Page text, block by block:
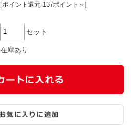
[ポイント還元 137ポイント～]
セット
在庫あり